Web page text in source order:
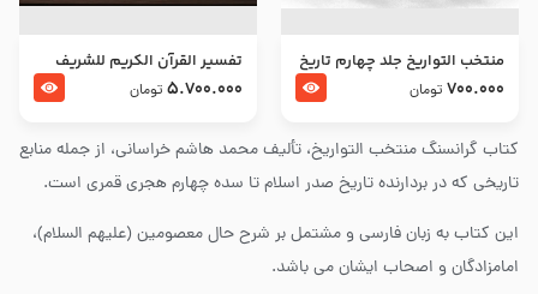
کتاب گرانسنگ منتخب التواريخ، تألیف محمد هاشم خراسانی، از جمله منابع
تاریخی که در بردارنده تاریخ صدر اسلام تا سده چهارم هجری قمری است.
این کتاب به زبان فارسی و مشتمل بر شرح حال معصومین (علیهم السلام)،
امامزادگان و اصحاب ایشان می باشد.
منتخب التواریخ جلد چهارم تاریخ
امام زین العابدین و امام محمد
700.000 تومان
تفسير القرآن الكريم للشريف
المرتضي قدس سرّه
5.700.000 تومان